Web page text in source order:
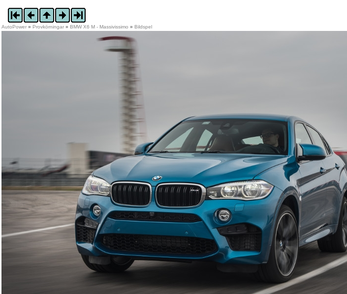
AutoPower » Provkörningar » BMW X6 M - Massivissimo » Bildspel